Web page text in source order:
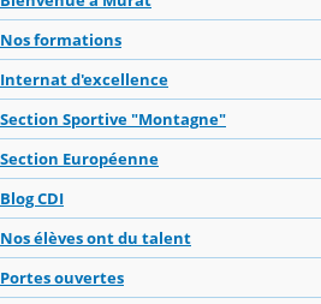
Nos formations
Internat d'excellence
Section Sportive "Montagne"
Section Européenne
Blog CDI
Nos élèves ont du talent
Portes ouvertes